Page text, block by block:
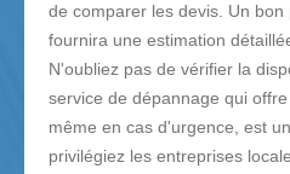
de comparer les devis. Un
fournira une estimation
N'oubliez pas de vérifier la
service de dépannage qui
même en cas d'urgence, est
privilégiez les entreprises